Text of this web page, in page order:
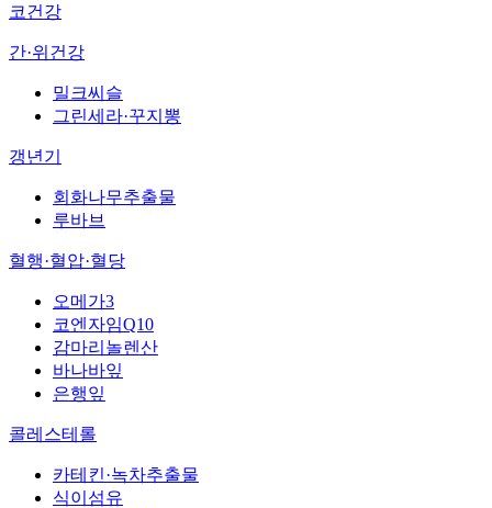
코건강
간·위건강
밀크씨슬
그린세라·꾸지뽕
갱년기
회화나무추출물
루바브
혈행·혈압·혈당
오메가3
코엔자임Q10
감마리놀렌산
바나바잎
은행잎
콜레스테롤
카테킨·녹차추출물
식이섬유